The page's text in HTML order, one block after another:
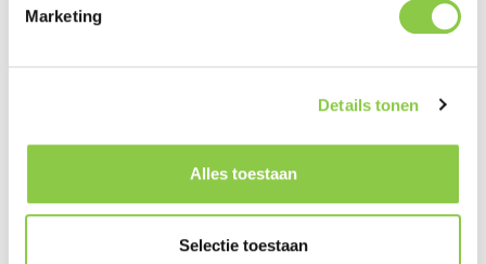
Marketing
Details tonen
Alles toestaan
Selectie toestaan